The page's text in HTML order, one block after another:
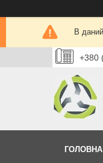
В
+380
ГОЛОВНА